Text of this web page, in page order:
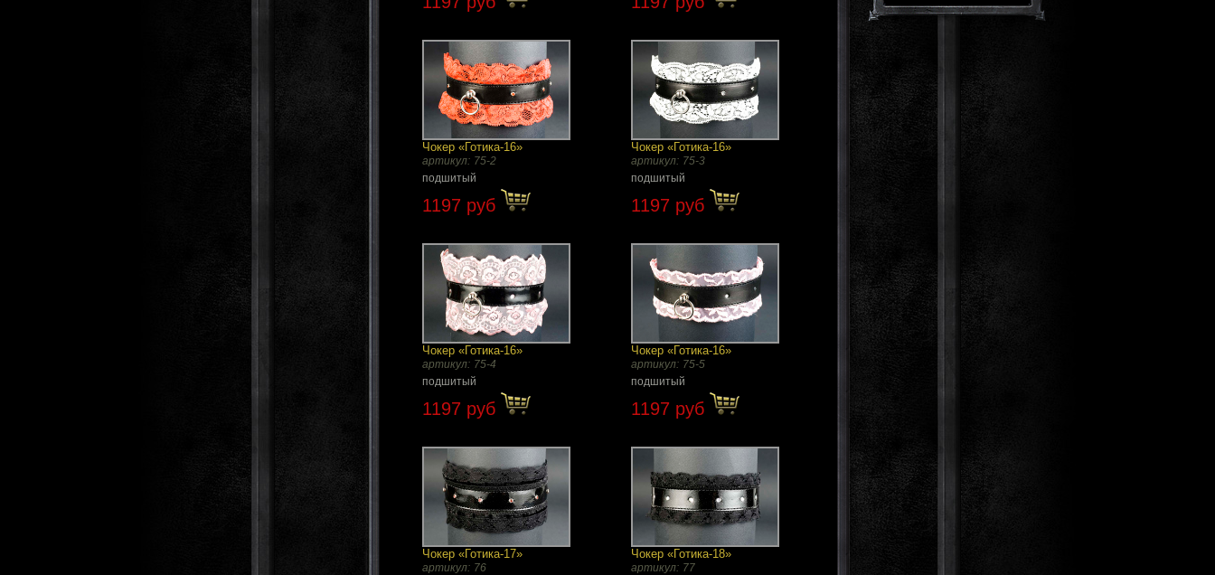
Чокер «Готика-16»
артикул: 75-2
подшитый
1197 руб
Чокер «Готика-16»
артикул: 75-3
подшитый
1197 руб
Чокер «Готика-16»
артикул: 75-4
подшитый
1197 руб
Чокер «Готика-16»
артикул: 75-5
подшитый
1197 руб
Чокер «Готика-17»
артикул: 76
Чокер «Готика-18»
артикул: 77